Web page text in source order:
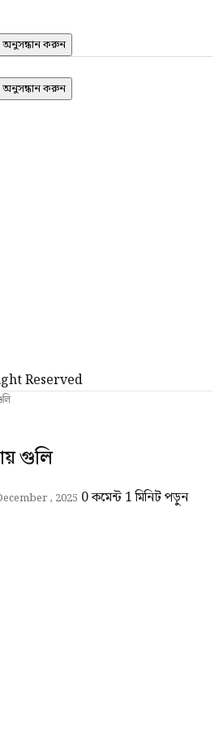
অনুসন্ধান করুন
অনুসন্ধান করুন
Reserved
গুলি
, 2025 0 কমেন্ট 1 মিনিট পড়ুন